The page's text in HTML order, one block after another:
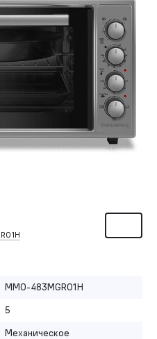
MMO-483MGR01H
5
Механическое